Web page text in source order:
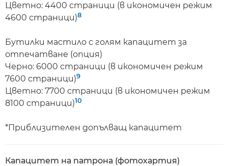
Цветно: 4400 страници (в икономичен режим
4600 страници)8
Бутилки мастило с голям капацитет за
отпечатване (опция)
Черно: 6000 страници (в икономичен режим
7600 страници)9
Цветно: 7700 страници (в икономичен режим
8100 страници)10
*Приблизителен допълващ капацитет
Капацитет на патрона (фотохартия)